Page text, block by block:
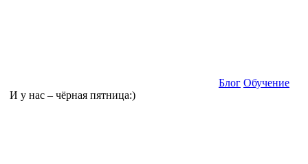
Блог Обучение
И у нас – чёрная пятница:)